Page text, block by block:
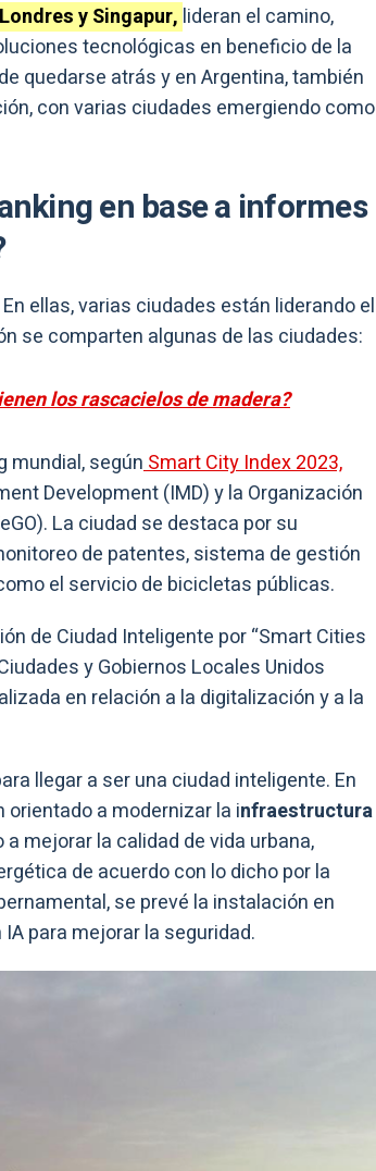
y Singapur, lideran el camino,
tecnológicas en beneficio de la
quedarse atrás y en Argentina, también
con varias ciudades emergiendo como
en base a informes
ellas, varias ciudades están liderando el
se comparten algunas de las ciudades:
los rascacielos de madera?
mundial, segúnSmart City Index 2023,
Development (IMD) y la Organización
La ciudad se destaca por su
de patentes, sistema de gestión
el servicio de bicicletas públicas.
de Ciudad Inteligente por “Smart Cities
y Gobiernos Locales Unidos
en relación a la digitalización y a la
llegar a ser una ciudad inteligente. En
a modernizar la infraestructura
a mejorar la calidad de vida urbana,
de acuerdo con lo dicho por la
se prevé la instalación en
para mejorar la seguridad.